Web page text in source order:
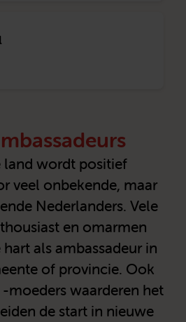
land wordt positief
veel onbekende, maar
Nederlanders. Vele
en omarmen
als ambassadeur in
of provincie. Ook
moeders waarderen het
de start in nieuwe